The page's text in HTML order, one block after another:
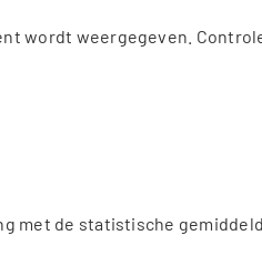
wordt weergegeven.
met de statistische